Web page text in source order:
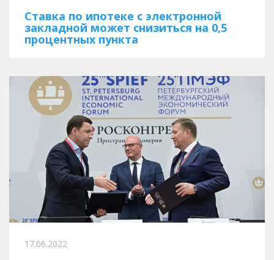
Ставка по ипотеке с электронной
закладной может снизиться на 0,5
процентных пункта
17.06.2022